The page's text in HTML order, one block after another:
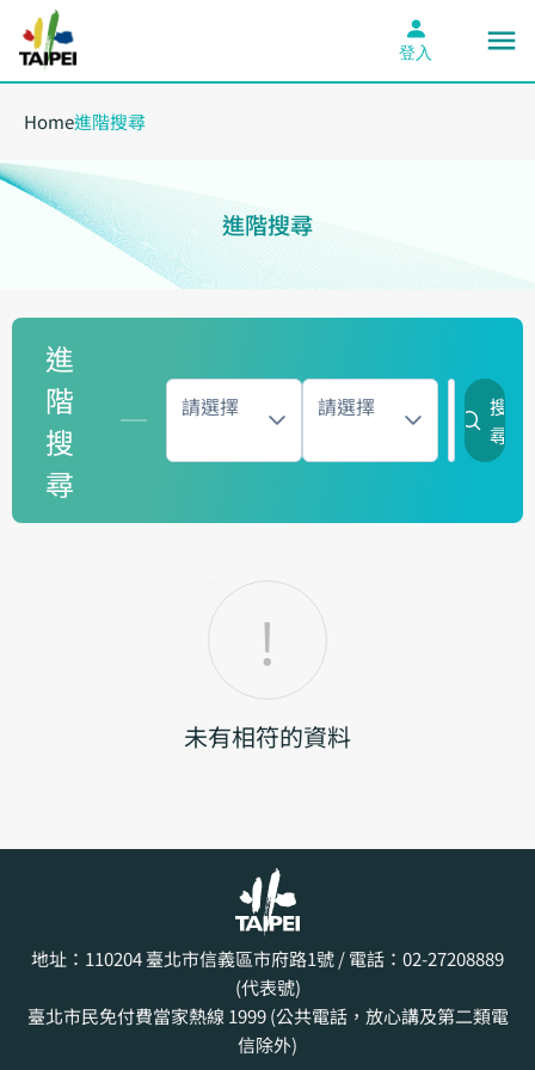
登入
Home進階搜尋
進階搜尋
進
階
搜
尋
請選擇 請選擇
搜
尋
未有相符的資料
地址：110204臺北市信義區市府路1號/ 電話：02-27208889
(代表號)
臺北市民免付費當家熱線 1999 (公共電話，放心講及第二類電
信除外)